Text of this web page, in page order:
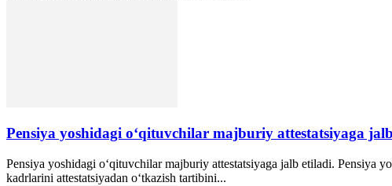
Pensiya yoshidagi oʻqituvchilar majburiy attestatsiyaga
Pensiya yoshidagi oʻqituvchilar majburiy attestatsiyaga jalb etiladi. Pensiya
kadrlarini attestatsiyadan o‘tkazish tartibini...